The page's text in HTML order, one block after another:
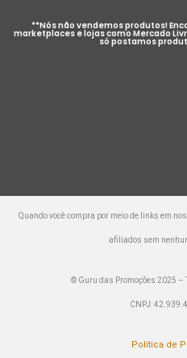
**Nós não vendemos produtos!
marketplaces e lojas como Mercado
só postamos
Quando você compra por meio de links em
afiliados sem
© Guru das Promoções 2025 –
CNPJ:
Política de